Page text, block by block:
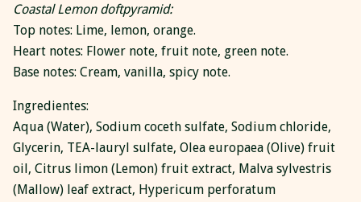
Coastal Lemon doftpyramid:
Top notes: Lime, lemon, orange.
Heart notes: Flower note, fruit note, green note.
Base notes: Cream, vanilla, spicy note.
Ingredientes:
Aqua (Water), Sodium coceth sulfate, Sodium chloride,
Glycerin, TEA-lauryl sulfate, Olea europaea (Olive) fruit
oil, Citrus limon (Lemon) fruit extract, Malva sylvestris
(Mallow) leaf extract, Hypericum perforatum